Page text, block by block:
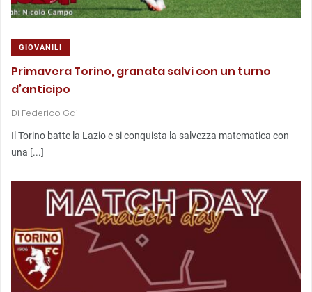
GIOVANILI
Primavera Torino, granata salvi con un turno
d’anticipo
Di Federico Gai
Il Torino batte la Lazio e si conquista la salvezza matematica con
una [...]